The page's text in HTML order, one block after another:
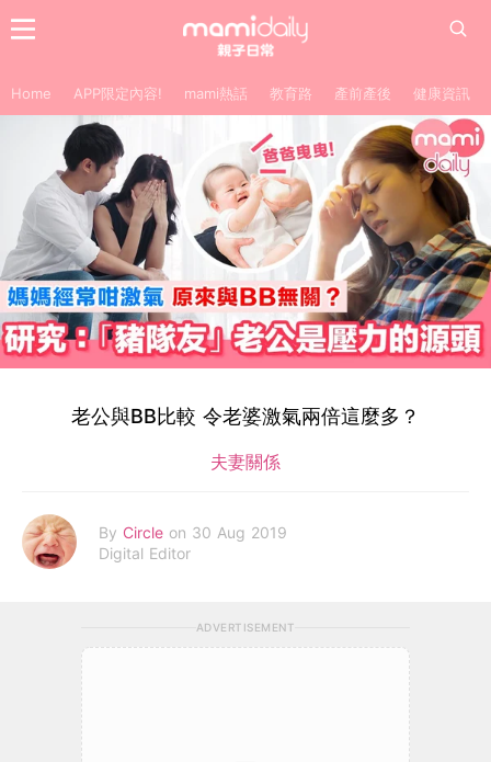
Home APP限定內容! mami熱話 教育路 產前產後 健康資訊
老公與BB比較 令老婆激氣兩倍這麼多？
夫妻關係
By Circle on 30 Aug 2019
Digital Editor
ADVERTISEMENT